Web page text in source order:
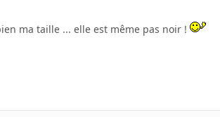
ma taille ... elle est même pas noir !